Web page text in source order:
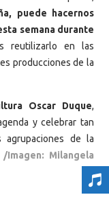
puede hacernos
semana durante
reutilizarlo en las
producciones de la
Oscar Duque,
y celebrar tan
agrupaciones de la
Imagen: Milangela